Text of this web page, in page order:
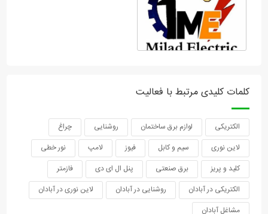
کلمات کلیدی مرتبط با فعالیت
الکتریکی لوازم برق ساختمان روشنایی
چراغ
لاین نوری
سیم و کابل فیوز لامپ
نور خطی
کلید و پریز
برق صنعتی پنل ال ای دی
فازمتر
الکتریکی در آبادان
روشنایی در آبادان
لاین نوری در آبادان
مشاغل آبادان